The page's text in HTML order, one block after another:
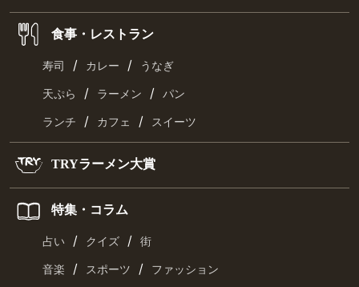
食事・レストラン
寿司 / カレー / うなぎ
天ぷら / ラーメン / パン
ランチ / カフェ / スイーツ
TRYラーメン大賞
特集・コラム
占い / クイズ / 街
音楽 / スポーツ / ファッション